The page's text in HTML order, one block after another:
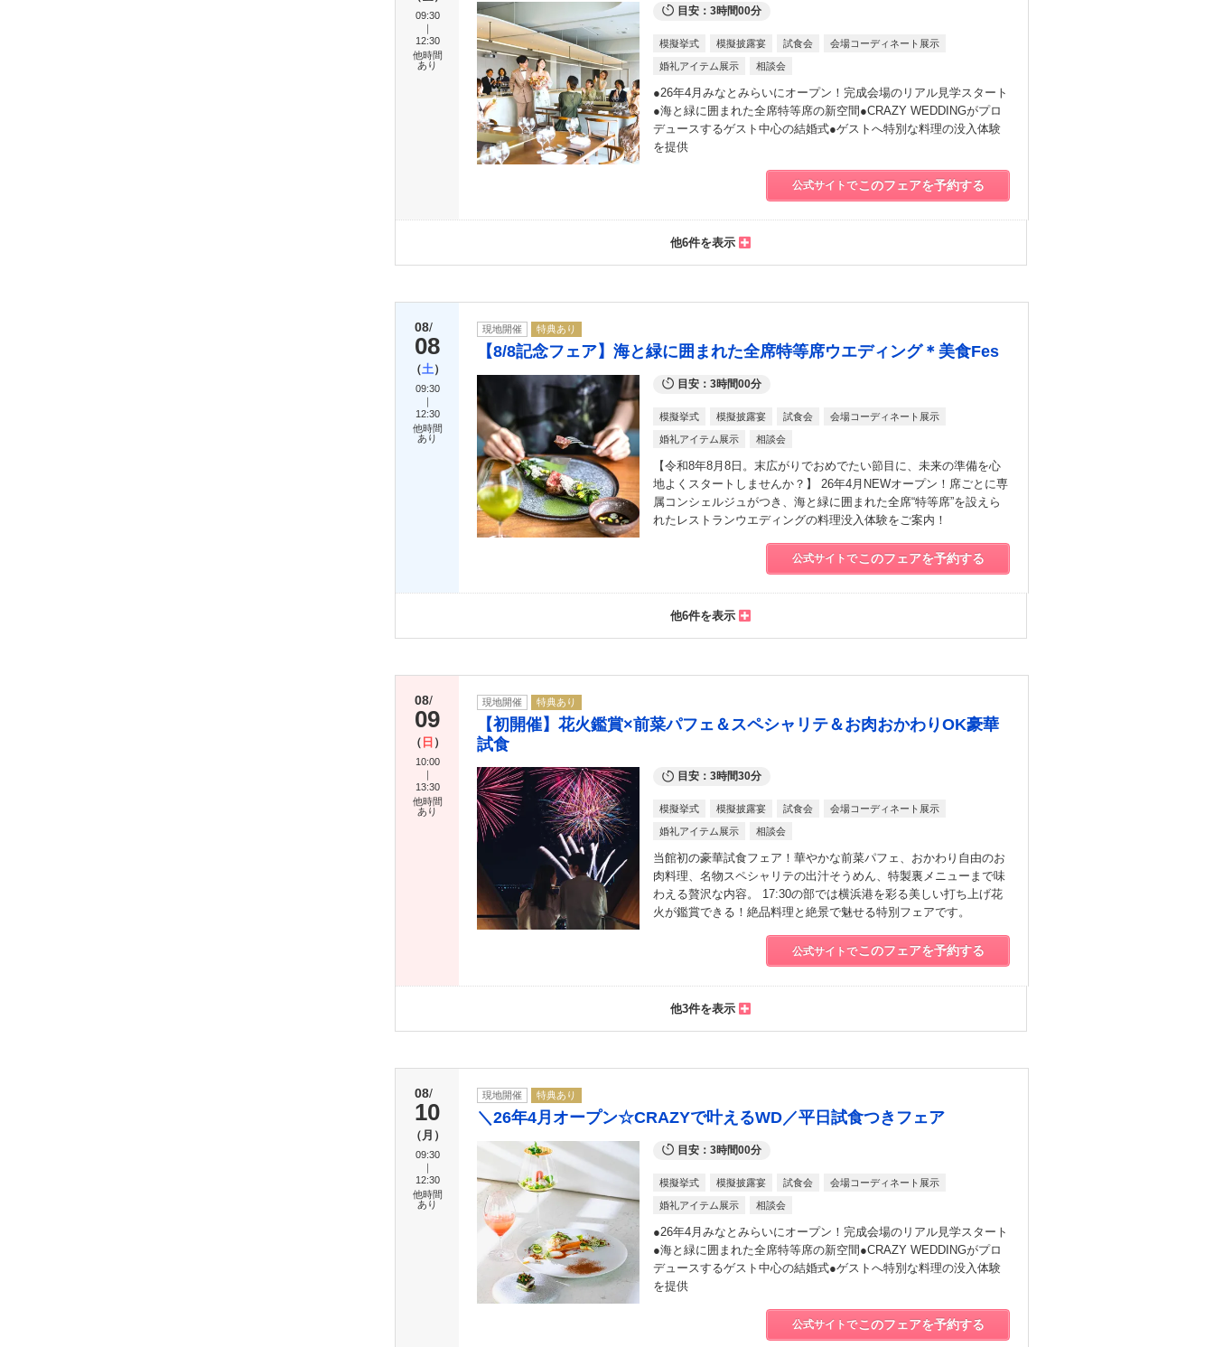
09:30
12:30
他時間
あり
目安：3時間00分
模擬挙式 模擬披露宴 試食会 会場コーディネート展示
婚礼アイテム展示 相談会
●26年4月みなとみらいにオープン！完成会場のリアル見学スタート
●海と緑に囲まれた全席特等席の新空間●CRAZY WEDDINGがプロ
デュースするゲスト中心の結婚式●ゲストへ特別な料理の没入体験
を提供
公式サイトでこのフェアを予約する
他6件を表示
08
08
土
09:30
12:30
他時間
あり
現地開催 特典あり
【8/8記念フェア】海と緑に囲まれた全席特等席ウエディング＊美食Fes
目安：3時間00分
模擬挙式 模擬披露宴 試食会 会場コーディネート展示
婚礼アイテム展示 相談会
【令和8年8月8日。末広がりでおめでたい節目に、未来の準備を心
地よくスタートしませんか？】 26年4月NEWオープン！席ごとに専
属コンシェルジュがつき、海と緑に囲まれた全席“特等席”を設えら
れたレストランウエディングの料理没入体験をご案内！
公式サイトでこのフェアを予約する
他6件を表示
08
09
日
10:00
13:30
他時間
あり
現地開催 特典あり
【初開催】花火鑑賞×前菜パフェ＆スペシャリテ＆お肉おかわりOK豪華
試食
目安：3時間30分
模擬挙式 模擬披露宴 試食会 会場コーディネート展示
婚礼アイテム展示 相談会
当館初の豪華試食フェア！華やかな前菜パフェ、おかわり自由のお
肉料理、名物スペシャリテの出汁そうめん、特製裏メニューまで味
わえる贅沢な内容。 17:30の部では横浜港を彩る美しい打ち上げ花
火が鑑賞できる！絶品料理と絶景で魅せる特別フェアです。
公式サイトでこのフェアを予約する
他3件を表示
08
10
月
09:30
12:30
他時間
あり
現地開催 特典あり
＼26年4月オープン☆CRAZYで叶えるWD／平日試食つきフェア
目安：3時間00分
模擬挙式 模擬披露宴 試食会 会場コーディネート展示
婚礼アイテム展示 相談会
●26年4月みなとみらいにオープン！完成会場のリアル見学スタート
●海と緑に囲まれた全席特等席の新空間●CRAZY WEDDINGがプロ
デュースするゲスト中心の結婚式●ゲストへ特別な料理の没入体験
を提供
公式サイトでこのフェアを予約する